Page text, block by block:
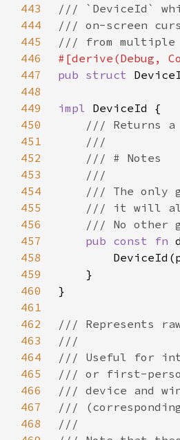
443
444
445
446
447
pub struct
448
449
impl
450
451
452
453
454
455
456
457
pub const fn
458
459
460
461
462
463
464
465
466
467
468